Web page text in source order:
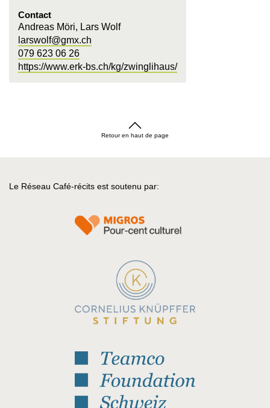
Contact
Andreas Möri, Lars Wolf
larswolf@gmx.ch
079 623 06 26
https://www.erk-bs.ch/kg/zwinglihaus/
Retour en haut de page
Le Réseau Café-récits est soutenu par: